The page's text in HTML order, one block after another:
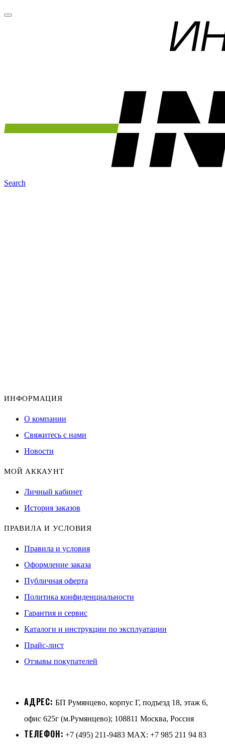
Search
ИНФОРМАЦИЯ
О компании
Свяжитесь с нами
Новости
МОЙ АККАУНТ
Личный кабинет
История заказов
ПРАВИЛА И УСЛОВИЯ
Правила и условия
Оформление заказа
Публичная оферта
Политика конфиденциальности
Гарантия и сервис
Каталоги и инструкции по эксплуатации
Прайс-лист
Отзывы покупателей
АДРЕС: БП Румянцево, корпус Г, подъезд 18, этаж 6,
офис 625г (м.Румянцево); 108811 Москва, Россия
ТЕЛЕФОН: +7 (495) 211-9483 MAX: +7 985 211 94 83